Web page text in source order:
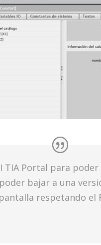
TIA Portal para poder
bajar a una
respetando el